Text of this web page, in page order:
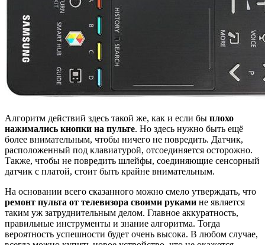
Алгоритм действий здесь такой же, как и если бы плохо
нажимались кнопки на пульте. Но здесь нужно быть ещё
более внимательным, чтобы ничего не повредить. Датчик,
расположенный под клавиатурой, отсоединяется осторожно.
Также, чтобы не повредить шлейфы, соединяющие сенсорный
датчик с платой, стоит быть крайне внимательным.
На основании всего сказанного можно смело утверждать, что
ремонт пульта от телевизора своими руками не является
таким уж затруднительным делом. Главное аккуратность,
правильные инструменты и знание алгоритма. Тогда
вероятность успешности будет очень высока. В любом случае,